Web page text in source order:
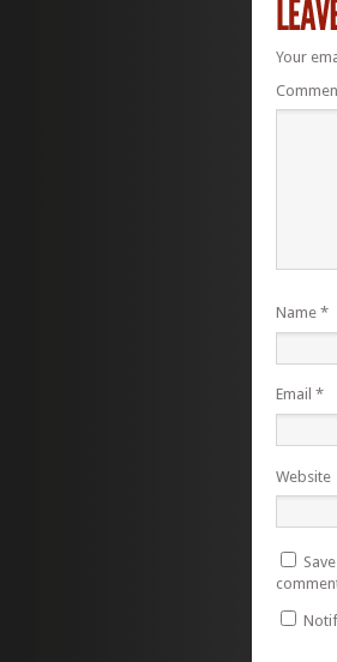
Your
Name *
Email *
Website